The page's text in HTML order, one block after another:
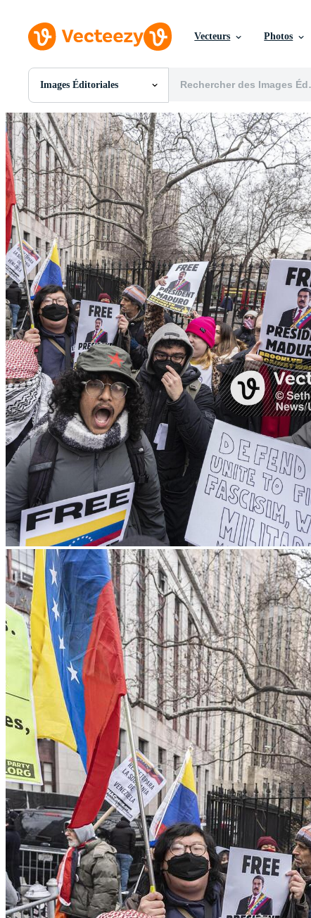
Vecteurs Photos
Images Éditoriales
Toutes Images
Photos
PNGs
PSDs
SVGs
Modèles
Vecteurs
Vidéos
Motion graphics
Images Éditoriales
Événements Éditoriaux